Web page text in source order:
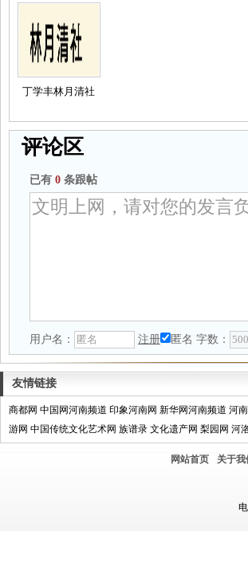
丁学丰林月清社
评论区
已有 0 条跟帖
用户名： 注册 匿名 字数：
友情链接
商都网 中国网河南频道 印象河南网 新华网河南频道 河
游网 中国传统文化艺术网 族谱录 文化遗产网 梨园网 河
网站首页 关于我